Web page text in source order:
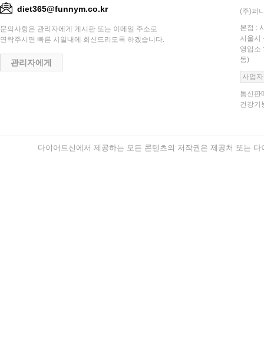
diet365@funnym.co.kr
문의사항은 관리자에게 게시판 또는 이메일 주소로
연락주시면 빠른 시일내에 회신드리도록 하겠습니다.
관리자에게
(주)퍼
본점 :
서울시
영업소
동)
사업
통신판
건강기
다이어트신에서 제공하는 모든 콘텐츠의 저작권은 제공처 또는